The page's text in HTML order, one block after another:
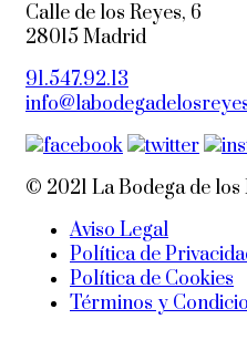
Calle de los Reyes, 6
28015 Madrid
91.547.92.13
© 2021 La Bodega de los
Aviso Legal
Política de
Política de Cookies
Términos y